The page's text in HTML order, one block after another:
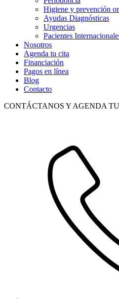
Higiene y prevención
Ayudas Diagnósticas
Urgencias
Pacientes
Nosotros
Agenda tu cita
Financiación
Pagos en línea
Blog
Contacto
CONTÁCTANOS Y AGENDA